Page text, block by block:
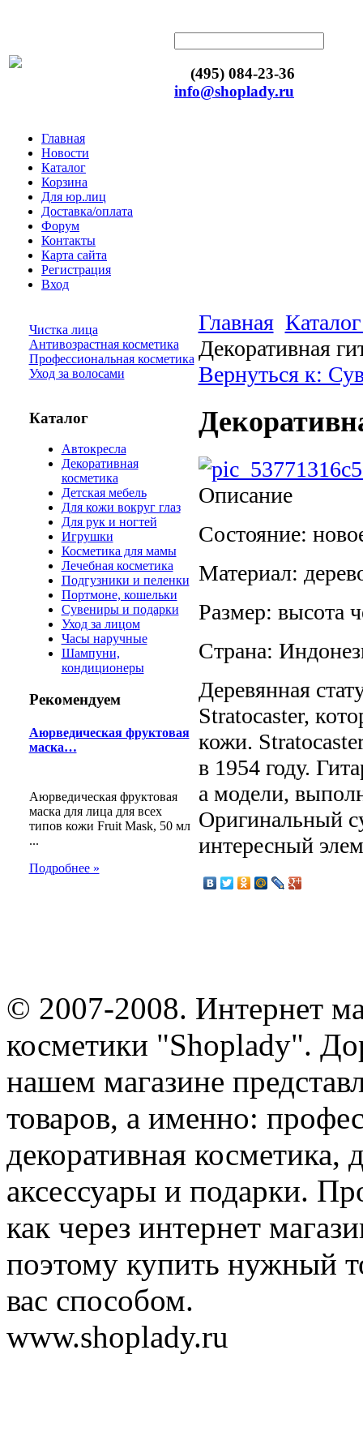
(495) 084-23-36
info@shoplady.ru
Главная
Новости
Каталог
Корзина
Для юр.лиц
Доставка/оплата
Форум
Контакты
Карта сайта
Регистрация
Вход
Чистка лица
Антивозрастная косметика
Профессиональная косметика
Уход за волосами
Каталог
Автокресла
Декоративная
косметика
Детская мебель
Для кожи вокруг глаз
Для рук и ногтей
Игрушки
Косметика для мамы
Лечебная косметика
Подгузники и пеленки
Портмоне, кошельки
Сувениры и подарки
Уход за лицом
Часы наручные
Шампуни,
кондиционеры
Рекомендуем
Аюрведическая фруктовая
маска…
Аюрведическая фруктовая
маска для лица для всех
типов кожи Fruit Mask, 50 мл
...
Подробнее »
Главная
Декоративная
Вернуться к:
Описание
Состояние:
Материал:
Размер: высота
Страна:
Деревянная
Stratocaster,
кожи.
в 1954 году.
а модели,
Оригинальный
интересный
© 2007-2008. Интернет
косметики "Shoplady".
нашем магазине
товаров, а именно:
декоративная косметика,
аксессуары и подарки.
как через интернет
поэтому купить нужный
вас способом.
www.shoplady.ru